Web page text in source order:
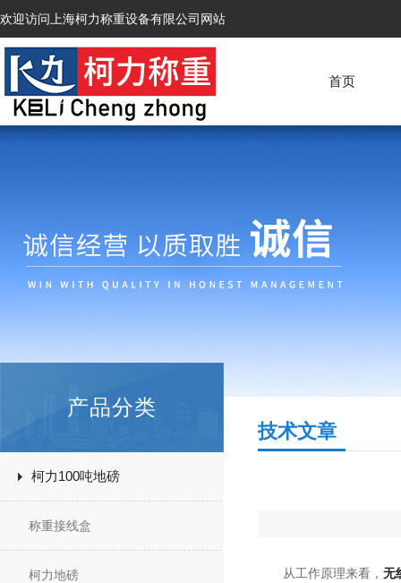
欢迎访问上海柯力称重设备有限公司网站
首页
产品分类
柯力100吨地磅
称重接线盒
柯力地磅
技术文章
从工作原理来看， 无